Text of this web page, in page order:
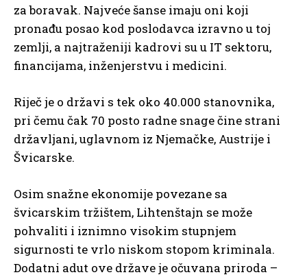
za boravak. Najveće šanse imaju oni koji
pronađu posao kod poslodavca izravno u toj
zemlji, a najtraženiji kadrovi su u IT sektoru,
financijama, inženjerstvu i medicini.
Riječ je o državi s tek oko 40.000 stanovnika,
pri čemu čak 70 posto radne snage čine strani
državljani, uglavnom iz Njemačke, Austrije i
Švicarske.
Osim snažne ekonomije povezane sa
švicarskim tržištem, Lihtenštajn se može
pohvaliti i iznimno visokim stupnjem
sigurnosti te vrlo niskom stopom kriminala.
Dodatni adut ove države je očuvana priroda –